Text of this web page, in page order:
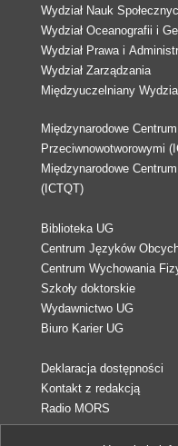
Wydział Nauk
Wydział Oceanografii i
Wydział Prawa i
Wydział Zarządzania
Międzyuczelniany
Międzynarodowe
Przeciwnowotworowymi
Międzynarodowe
(ICTQT)
Biblioteka UG
Centrum Języków
Centrum Wychowania
Szkoły doktorskie
Wydawnictwo UG
Biuro Karier UG
Deklaracja dostępności
Kontakt z redakcją
Radio MORS